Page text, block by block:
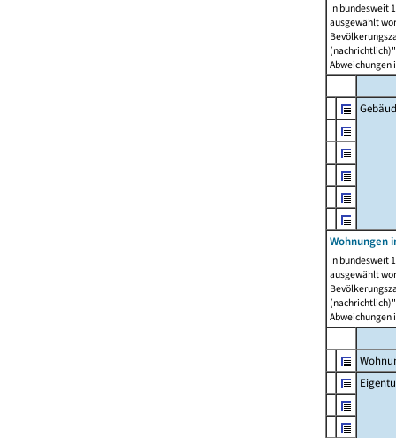
In bundesweit
ausgewählt
Abweichungen
Wohnungen
In bundesweit
ausgewählt
Abweichungen